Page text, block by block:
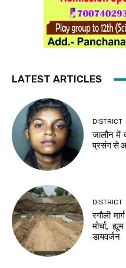
LATEST ARTICLES
DISTRICT
जालौन में
प्रसंग से
DISTRICT
रगौली
मोर्चा,
डायवर्जन